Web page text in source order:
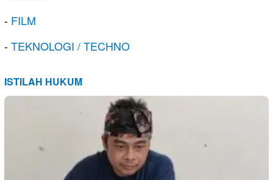
- FILM
-TEKNOLOGI / TECHNO
ISTILAH HUKUM